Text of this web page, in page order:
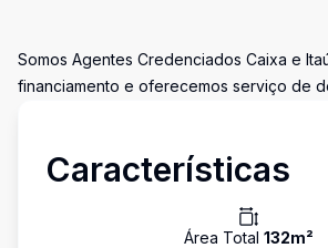
Somos Agentes Credenciados Caixa e
financiamento e oferecemos serviço de
Características
Área Total 132m²